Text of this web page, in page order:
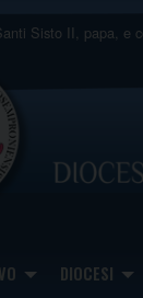
Sisto II, papa, e
DIOCESI